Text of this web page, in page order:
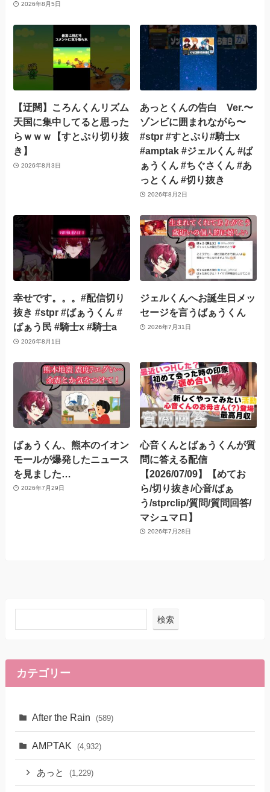
2026年8月5日
【迂闊】ころんくんリズム
天国に集中してると思った
らｗｗｗ【すとぷり切り抜
き】
2026年8月3日
あっとくんの告白 Ver.〜
ゾンビに囲まれながら〜
#stpr #すとぷり#騎士x
#amptak #ジェルくん #ば
ぁうくん #ちぐさくん #あ
っとくん #切り抜き
2026年8月2日
幸せです。。。#配信切り
抜き #stpr #ばぁうくん #
ばぁう民 #騎士x #騎士a
2026年8月1日
ジェルくんへお誕生日メッ
セージを言うばぁうくん
2026年7月31日
ばぁうくん、熊本のイオン
モールが爆発したニュース
を見ました…
2026年7月29日
心音くんとばぁうくんが質
問に答える配信
【2026/07/09】【めてお
ら/切り抜き/心音/ばぁ
う/stprclip/質問/質問回答/
マシュマロ】
2026年7月28日
検索
カテゴリー
After the Rain (589)
AMPTAK (4,932)
あっと (1,229)